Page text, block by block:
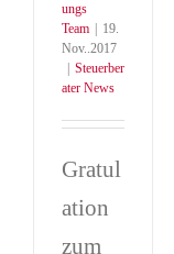
ungs
Team
19.
Nov..2017
Steuerber
ater News
Gratul
ation
zum